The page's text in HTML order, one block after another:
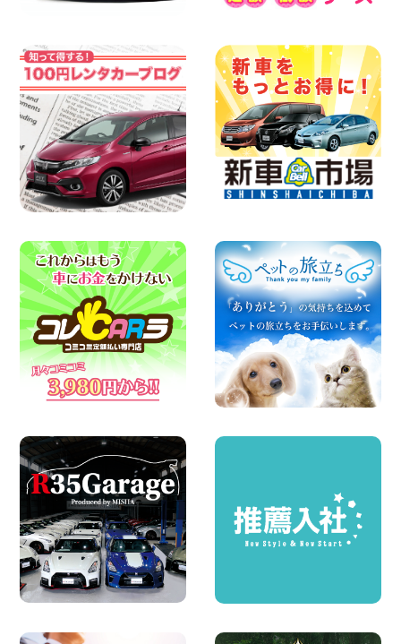
横浜弥生台店限定!!夏季特別キャンペーン
100円レンタカー 横浜弥生台
2026年08月07日
お盆も休まず営業します! 神奈川県 横浜
旭南本宿町店
100円レンタカー 横浜旭南本宿町
2026年08月07日
お引越しに便利で最適!(禁煙車両) 香川県
坂出川津店
100円レンタカー 坂出川津
2026年08月07日
【カーシェアのレンタカーが2台になりま
100円レンタカー 各務原那加
2026年08月06日
空き有ります!!コンパクトSUV 軽 ミニバ
ン 軽トラ 車種多数!!関東圏必見♪ 東京都
町田根岸店
100円レンタカー 町田根岸
2026年08月06日
体調崩してませんか?? 兵庫県 加古川店
100円レンタカー 加古川
2026年08月06日
ハイエースワゴンGL!!クルーズコントロ
ールが付いている〜!! 福島県 福島笹木野
2026年08月05日
※※超格安日額5,800円※※荷物運びに最適
の軽バンのレンタカー!! 出雲ドーム前店
島根県 出雲ドーム前店